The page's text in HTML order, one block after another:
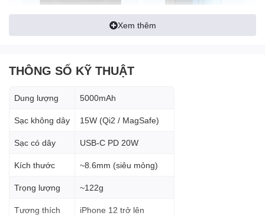
📱 Thiết kế siêu mỏng –
chuẩn lifestyle
Anker Nano A1665 được thiết kế tối ưu cho tính di động:
Xem thêm
THÔNG SỐ KỸ THUẬT
Dung lượng 5000mAh
Sạc không dây 15W (Qi2 / MagSafe)
Sạc có dây USB-C PD 20W
Kích thước ~8.6mm (siêu mỏng)
Trọng lượng ~122g
Tương thích iPhone 12 trở lên